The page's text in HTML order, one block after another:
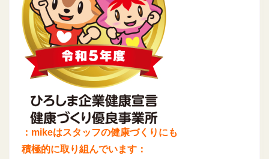
：mikeはスタッフの健康づくりにも
積極的に取り組んでいます：